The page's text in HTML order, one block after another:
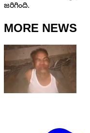
జరిగింది.
MORE NEWS